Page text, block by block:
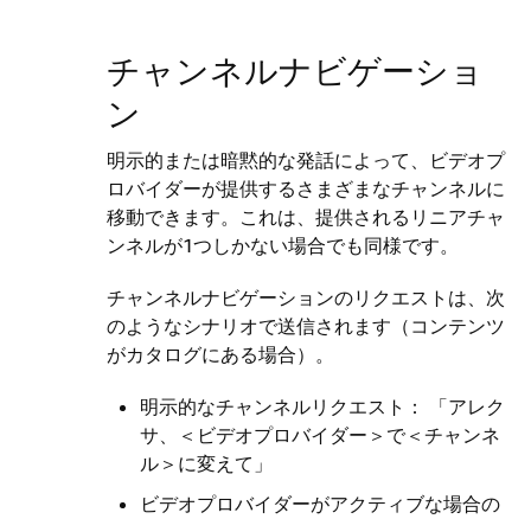
チャンネルナビゲーショ
ン
明示的または暗黙的な発話によって、ビデオプ
ロバイダーが提供するさまざまなチャンネルに
移動できます。これは、提供されるリニアチャ
ンネルが1つしかない場合でも同様です。
チャンネルナビゲーションのリクエストは、次
のようなシナリオで送信されます（コンテンツ
がカタログにある場合）。
明示的なチャンネルリクエスト： 「アレク
サ、＜ビデオプロバイダー＞で＜チャンネ
ル＞に変えて」
ビデオプロバイダーがアクティブな場合の